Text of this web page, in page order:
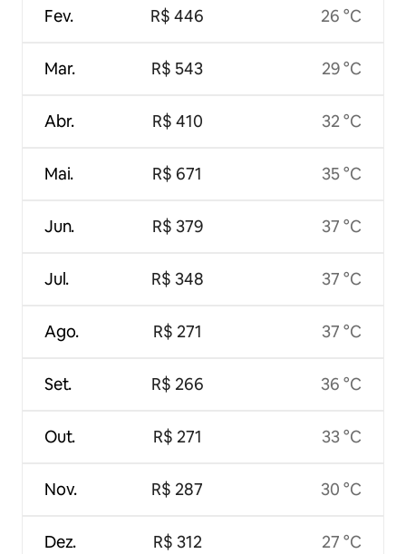
Fev.
Mar.
Abr.
Mai.
Jun.
Jul.
Ago.
Set.
Out.
Nov.
Dez.
R$ 446
R$ 543
R$ 410
R$ 671
R$ 379
R$ 348
R$ 271
R$ 266
R$ 271
R$ 287
R$ 312
26 °C
29 °C
32 °C
35 °C
37 °C
37 °C
37 °C
36 °C
33 °C
30 °C
27 °C